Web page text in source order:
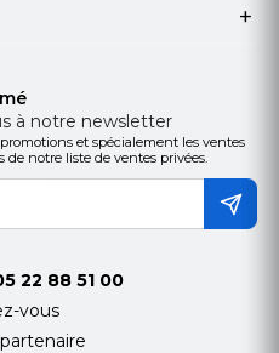
à notre newsletter
et spécialement les ventes
de notre liste de ventes privées.
22 88 51 00
vous